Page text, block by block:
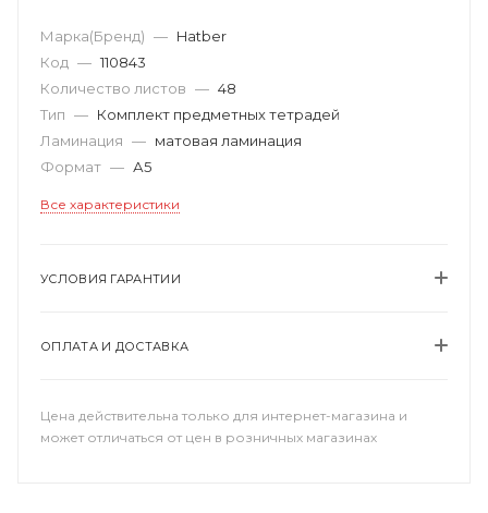
Марка(Бренд) — Hatber
Код — 110843
Количество листов — 48
Тип — Комплект предметных тетрадей
Ламинация — матовая ламинация
Формат — А5
Все характеристики
УСЛОВИЯ ГАРАНТИИ
ОПЛАТА И ДОСТАВКА
Цена действительна только для интернет-магазина и
может отличаться от цен в розничных магазинах